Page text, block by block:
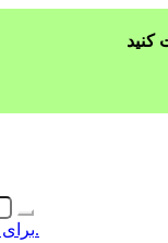
برای محصولات بیشتر کلیک کنید.